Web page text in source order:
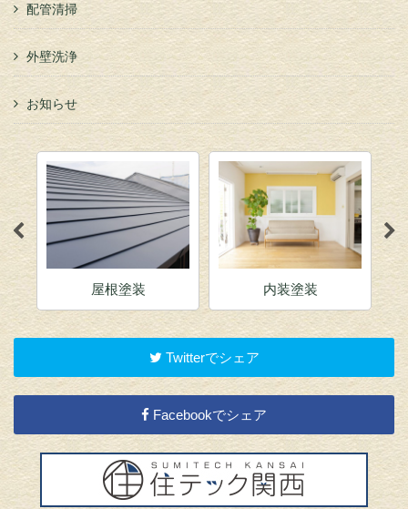
配管清掃
外壁洗浄
お知らせ
屋根塗装 内装塗装
Twitterでシェア
Facebookでシェア